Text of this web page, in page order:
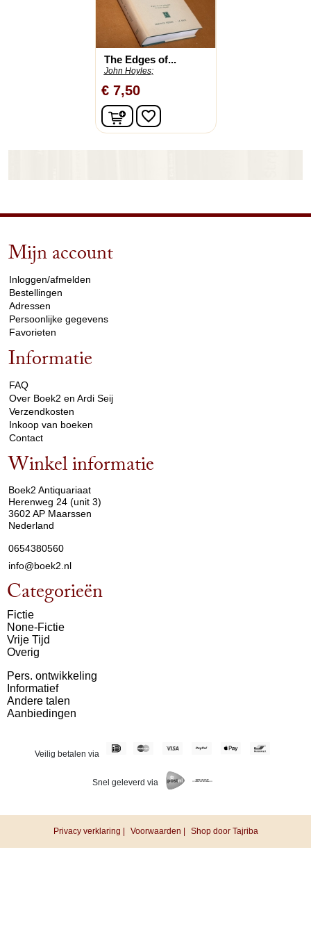
The Edges of...
John Hoyles;
€ 7,50
In winkelwagen
favorite_border
Mijn account
Inloggen/afmelden
Bestellingen
Adressen
Persoonlijke gegevens
Favorieten
Informatie
FAQ
Over Boek2 en Ardi Seij
Verzendkosten
Inkoop van boeken
Contact
Winkel informatie
Boek2 Antiquariaat
Herenweg 24 (unit 3)
3602 AP Maarssen
Nederland
0654380560
info@boek2.nl
Categorieën
Fictie
None-Fictie
Vrije Tijd
Overig
Pers. ontwikkeling
Informatief
Andere talen
Aanbiedingen
Veilig betalen via
Snel geleverd via
Privacy verklaring | Voorwaarden | Shop door Tajriba